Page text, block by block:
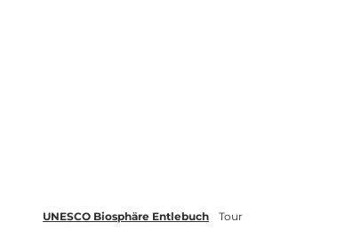
UNESCO Biosphäre Entlebuch Tour